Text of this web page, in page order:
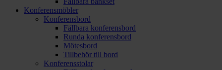
Konferensmöbler
Konferensbord
Fällbara konferensbord
Runda konferensbord
Mötesbord
Tillbehör till bord
Konferensstolar